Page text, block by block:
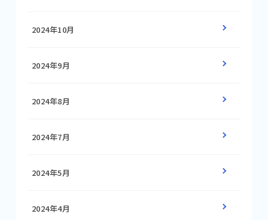
2024年10月
2024年9月
2024年8月
2024年7月
2024年5月
2024年4月